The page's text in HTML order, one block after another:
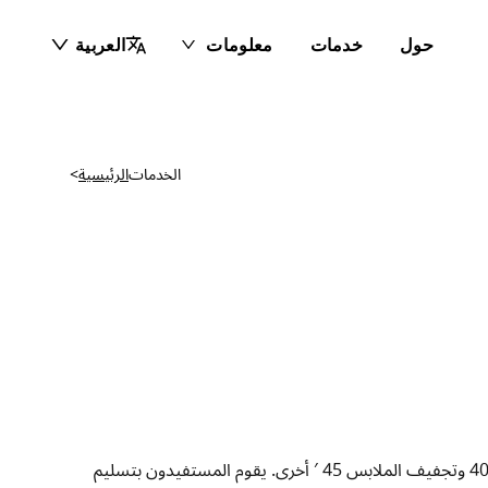
حول خدمات معلومات العربية
الرئيسية> الخدمات
تتكون وحدتنا المتنقلة من غسالتين ومجففتين ، بينما يتم توفير الماء والكهرباء مجانًا من قبل المنظمات الشريكة. كل غسلة تدوم حوالي 40 وتجفيف الملابس 45 ′ أخرى. يقوم المستفيدون بتسليم